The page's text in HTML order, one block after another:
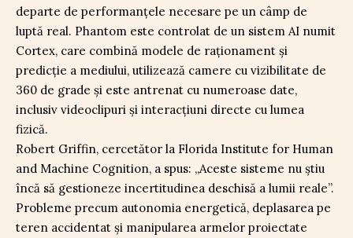
departe de performanțele necesare pe un câmp de
luptă real. Phantom este controlat de un sistem AI numit
Cortex, care combină modele de raționament și
predicție a mediului, utilizează camere cu vizibilitate de
360 de grade și este antrenat cu numeroase date,
inclusiv videoclipuri și interacțiuni directe cu lumea
fizică.
Robert Griffin, cercetător la Florida Institute for Human
and Machine Cognition, a spus: „Aceste sisteme nu știu
încă să gestioneze incertitudinea deschisă a lumii reale”.
Probleme precum autonomia energetică, deplasarea pe
teren accidentat și manipularea armelor proiectate